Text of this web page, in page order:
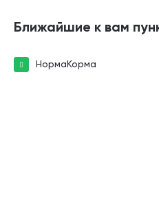
Ближайшие к вам
НормаКорма